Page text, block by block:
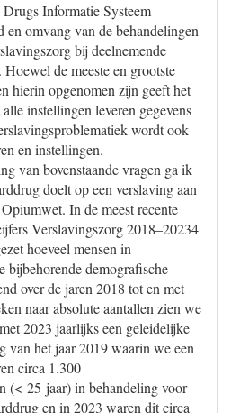
Informatie Systeem
omvang van de behandelingen
bij deelnemende
de meeste en grootste
hierin opgenomen zijn geeft het
instellingen leveren gegevens
wordt ook
en instellingen.
van bovenstaande vragen ga ik
doelt op een verslaving aan
In de meest recente
Verslavingszorg 2018–20234
hoeveel mensen in
bijbehorende demografische
over de jaren 2018 tot en met
naar absolute aantallen zien we
2023 jaarlijks een geleidelijke
van het jaar 2019 waarin we een
circa 1.300
(< 25 jaar) in behandeling voor
en in 2023 waren dit circa